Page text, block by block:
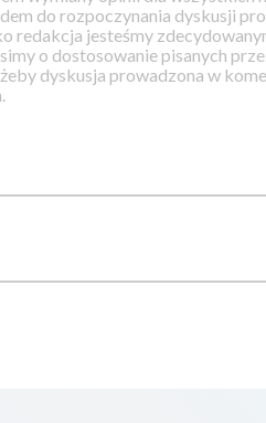
do rozpoczynania dyskusji
redakcja jesteśmy
o dostosowanie pisanych
dyskusja prowadzona w